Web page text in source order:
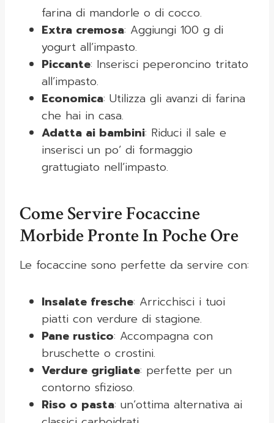
farina di mandorle o di cocco.
Extra cremosa: Aggiungi 100 g di
yogurt all’impasto.
Piccante: Inserisci peperoncino tritato
all’impasto.
Economica: Utilizza gli avanzi di farina
che hai in casa.
Adatta ai bambini: Riduci il sale e
inserisci un po’ di formaggio
grattugiato nell’impasto.
Come Servire Focaccine
Morbide Pronte In Poche Ore
Le focaccine sono perfette da servire con:
Insalate fresche: Arricchisci i tuoi
piatti con verdure di stagione.
Pane rustico: Accompagna con
bruschette o crostini.
Verdure grigliate: perfette per un
contorno sfizioso.
Riso o pasta: un’ottima alternativa ai